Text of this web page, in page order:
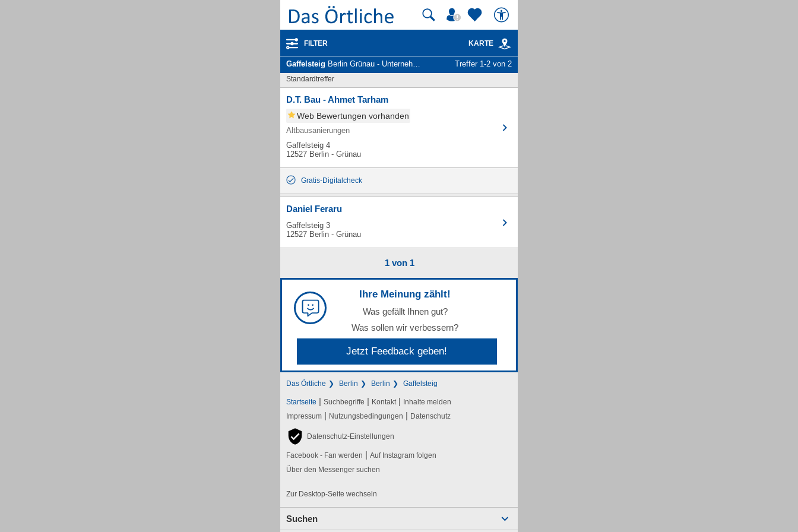
FILTER KARTE
Gaffelsteig Berlin Grünau - Unternehmen und Personen Treffer 1-2 von 2
Standardtreffer
D.T. Bau - Ahmet Tarham
Web Bewertungen vorhanden
Altbausanierungen
Gaffelsteig 4
12527 Berlin - Grünau
Gratis-Digitalcheck
Daniel Feraru
Gaffelsteig 3
12527 Berlin - Grünau
1 von 1
Ihre Meinung zählt!
Was gefällt Ihnen gut?
Was sollen wir verbessern?
Jetzt Feedback geben!
Das Örtliche Berlin Berlin Gaffelsteig
Startseite | Suchbegriffe | Kontakt | Inhalte melden
Impressum | Nutzungsbedingungen | Datenschutz
Datenschutz-Einstellungen
Facebook - Fan werden | Auf Instagram folgen
Über den Messenger suchen
Zur Desktop-Seite wechseln
Suchen